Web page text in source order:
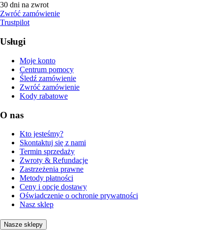
30 dni na zwrot
Zwróć zamówienie
Trustpilot
Usługi
Moje konto
Centrum pomocy
Śledź zamówienie
Zwróć zamówienie
Kody rabatowe
O nas
Kto jesteśmy?
Skontaktuj się z nami
Termin sprzedaży
Zwroty & Refundacje
Zastrzeżenia prawne
Metody płatności
Ceny i opcje dostawy
Oświadczenie o ochronie prywatności
Nasz sklep
Nasze sklepy